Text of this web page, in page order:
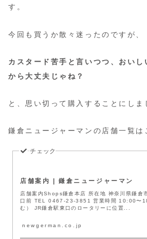
す。
今回も買うか散々迷ったのですが、
カスタード苦手と言いつつ、おいし
から大丈夫じゃね？
と、思い切って購入することにしま
鎌倉ニュージャーマンの店舗一覧は
店舗案内 | 鎌倉ニュージャーマン
店舗案内Shops鎌倉本店 所在地 神奈川県鎌倉
口前 TEL 0467-23-3851 営業時間 10:00〜
む） JR鎌倉駅東口のロータリーに位置...
newgerman.co.jp